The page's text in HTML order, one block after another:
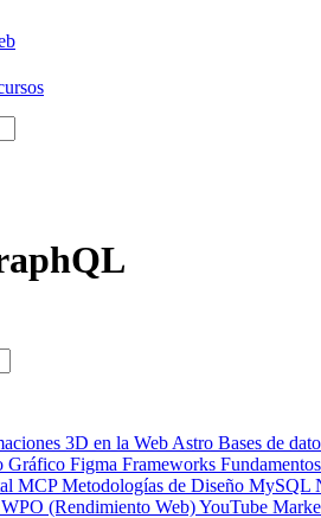
3D en la Web Astro Bases de
Gráfico Figma Frameworks
MCPMetodologías de Diseño MySQL
WPO (Rendimiento Web)YouTube